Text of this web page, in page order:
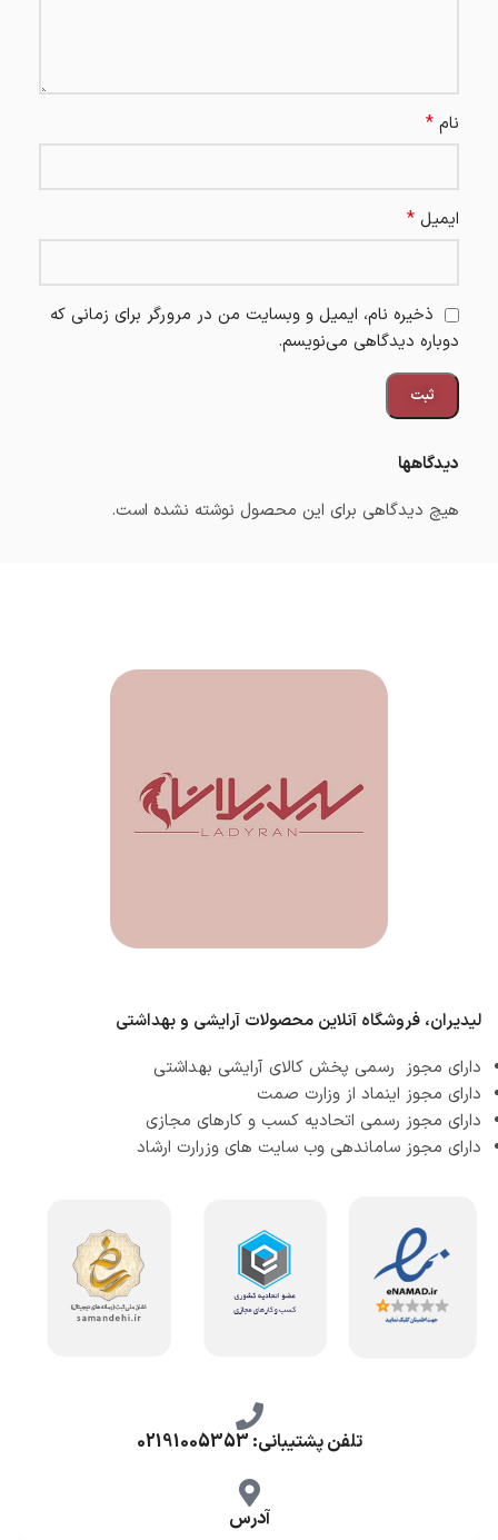
دیدگاهها
هیچ دیدگاهی برای این محصول نوشته نشده است.
نام *
ایمیل *
ذخیره نام، ایمیل و وبسایت من در مرورگر برای زمانی که
دوباره دیدگاهی می‌نویسم.
لیدیران، فروشگاه آنلاین محصولات آرایشی و بهداشتی
دارای مجوز رسمی پخش کالای آرایشی بهداشتی
دارای مجوز اینماد از وزارت صمت
دارای مجوز رسمی اتحادیه کسب و کارهای مجازی
دارای مجوز ساماندهی وب سایت های وزرارت ارشاد
تلفن پشتیبانی: 02191005353
آدرس